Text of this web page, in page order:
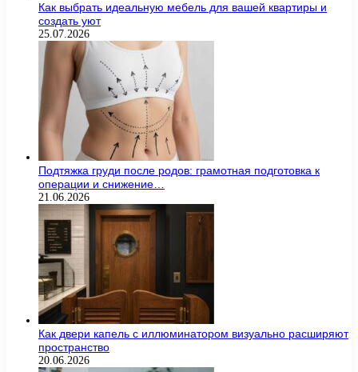
Как выбрать идеальную мебель для вашей квартиры и
создать уют
25.07.2026
Подтяжка груди после родов: грамотная подготовка к
операции и снижение…
21.06.2026
Как двери капель с иллюминатором визуально расширяют
пространство
20.06.2026